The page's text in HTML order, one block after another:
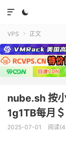


VPS  正文
nube.sh 按
1g1TB每月
2025-07-01 阅读(